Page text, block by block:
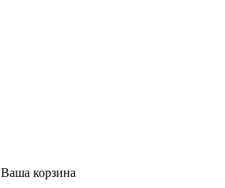
Ваша корзина